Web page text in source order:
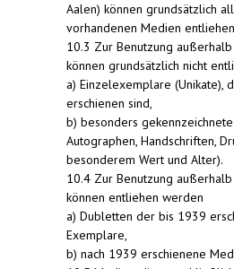
Aalen) können grundsätzlich
vorhandenen Medien
10.3 Zur Benutzung
können grundsätzlich nicht
a) Einzelexemplare (Unikate),
erschienen sind,
b) besonders
Autographen, Handschriften,
besonderem Wert und Alter).
10.4 Zur Benutzung
können entliehen werden
a) Dubletten der bis 1939
Exemplare,
b) nach 1939 erschienene